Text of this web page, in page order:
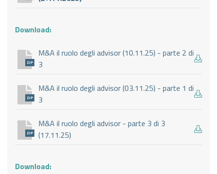
Download:
ZIP
M&A il ruolo degli advisor (10.11.25) - parte 2 di
3
ZIP
M&A il ruolo degli advisor (03.11.25) - parte 1 di
3
ZIP
M&A il ruolo degli advisor - parte 3 di 3
(17.11.25)
Download: